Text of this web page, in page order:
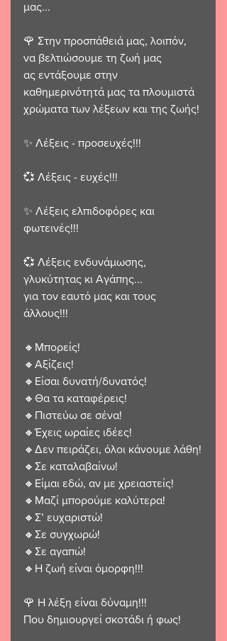
μας...
🌹 Στην προσπάθειά μας, λοιπόν,
να βελτιώσουμε τη ζωή μας
ας εντάξουμε στην
καθημερινότητά μας τα πλουμιστά
χρώματα των λέξεων και της ζωής!
✨️ Λέξεις - προσευχές!!!
💞 Λέξεις - ευχές!!!
✨️ Λέξεις ελπιδοφόρες και
φωτεινές!!!
💞 Λέξεις ενδυνάμωσης,
γλυκύτητας κι Αγάπης...
για τον εαυτό μας και τους
άλλους!!!
🔸️Μπορείς!
🔸️Αξίζεις!
🔸️Είσαι δυνατή/δυνατός!
🔸️Θα τα καταφέρεις!
🔸️Πιστεύω σε σένα!
🔸️Έχεις ωραίες ιδέες!
🔸️Δεν πειράζει, όλοι κάνουμε λάθη!
🔸️Σε καταλαβαίνω!
🔸️Είμαι εδώ, αν με χρειαστείς!
🔸️Μαζί μπορούμε καλύτερα!
🔸️Σ’ ευχαριστώ!
🔸️Σε συγχωρώ!
🔸️Σε αγαπώ!
🔸️Η ζωή είναι όμορφη!!!
🌹 Η λέξη είναι δύναμη!!!
Που δημιουργεί σκοτάδι ή φως!